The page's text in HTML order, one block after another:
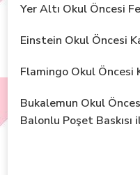
Yer Altı Okul Öncesi
Einstein Okul Öncesi
Flamingo Okul Öncesi
Bukalemun Okul
Balonlu Poşet Baskısı